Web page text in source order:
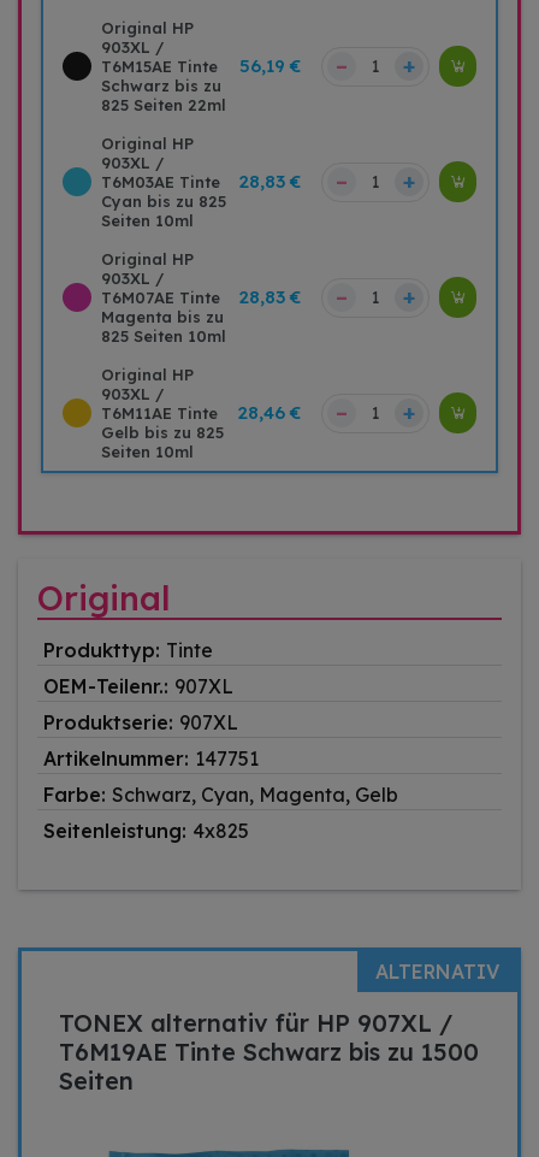
Original HP
903XL /
T6M15AE Tinte
Schwarz bis zu
825 Seiten 22ml
56,19 € – +
Original HP
903XL /
T6M03AE Tinte
Cyan bis zu 825
Seiten 10ml
28,83 € – +
Original HP
903XL /
T6M07AE Tinte
Magenta bis zu
825 Seiten 10ml
28,83 € – +
Original HP
903XL /
T6M11AE Tinte
Gelb bis zu 825
Seiten 10ml
28,46 € – +
Original
Produkttyp: Tinte
OEM-Teilenr.: 907XL
Produktserie: 907XL
Artikelnummer: 147751
Farbe: Schwarz, Cyan, Magenta, Gelb
Seitenleistung: 4x825
ALTERNATIV
TONEX alternativ für HP 907XL /
T6M19AE Tinte Schwarz bis zu 1500
Seiten